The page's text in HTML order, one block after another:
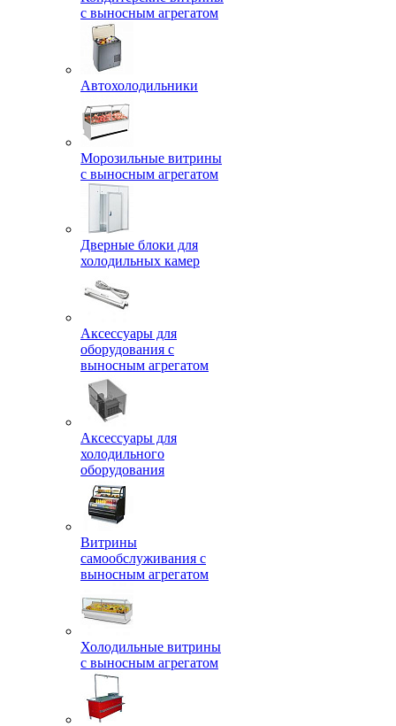
с выносным агрегатом
Автохолодильники
Морозильные витрины
с выносным агрегатом
Дверные блоки для
холодильных камер
Аксессуары для
оборудования с
выносным агрегатом
Аксессуары для
холодильного
оборудования
Витрины
самообслуживания с
выносным агрегатом
Холодильные витрины
с выносным агрегатом